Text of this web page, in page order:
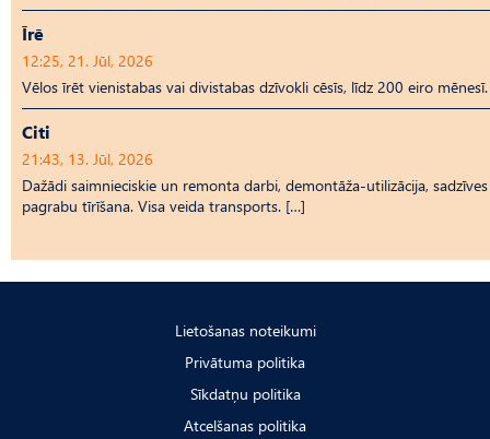
Īrē
12:25, 21. Jūl, 2026
Vēlos īrēt vienistabas vai divistabas dzīvokli cēsīs, līdz 200 eiro mēnesī.
Citi
21:43, 13. Jūl, 2026
Dažādi saimnieciskie un remonta darbi, demontāža-utilizācija,
pagrabu tīrīšana. Visa veida transports. […]
Lietošanas noteikumi
Privātuma politika
Sīkdatņu politika
Atcelšanas politika